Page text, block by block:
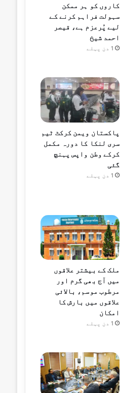
کاروں کو ہر ممکن
سہولت فراہم کرنے کے
لیے پُرعزم ہے، قیصر
احمد شیخ
1 دن پہلے
پاکستان ویمن کرکٹ ٹیم
سری لنکا کا دورہ مکمل
کرکے وطن واپس پہنچ
گئی
1 دن پہلے
ملک کے بیشتر علاقوں
میں آج بھی گرم اور
مرطوب موسم، بالائی
علاقوں میں بارش کا
امکان
1 دن پہلے